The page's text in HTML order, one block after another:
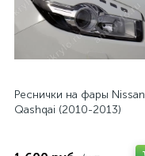
Реснички на фары Nissan
Qashqai (2010-2013)